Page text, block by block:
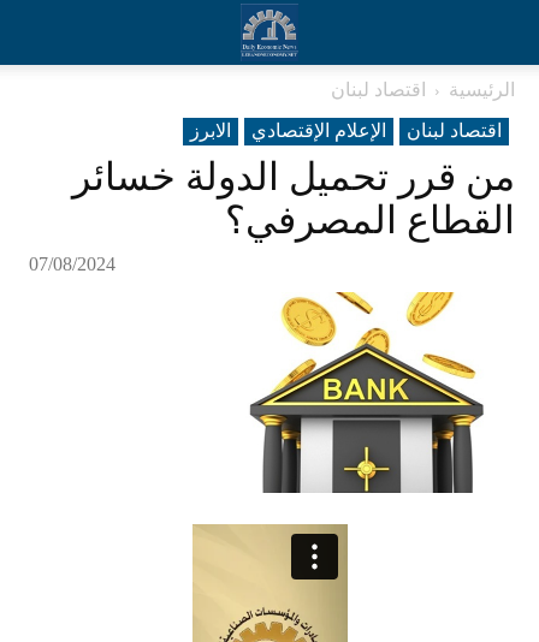
الرئيسية
اقتصاد لبنان
اقتصاد لبنان
الإعلام الإقتصادي الابرز
من قرر تحميل الدولة خسائر
القطاع المصرفي؟
07/08/2024